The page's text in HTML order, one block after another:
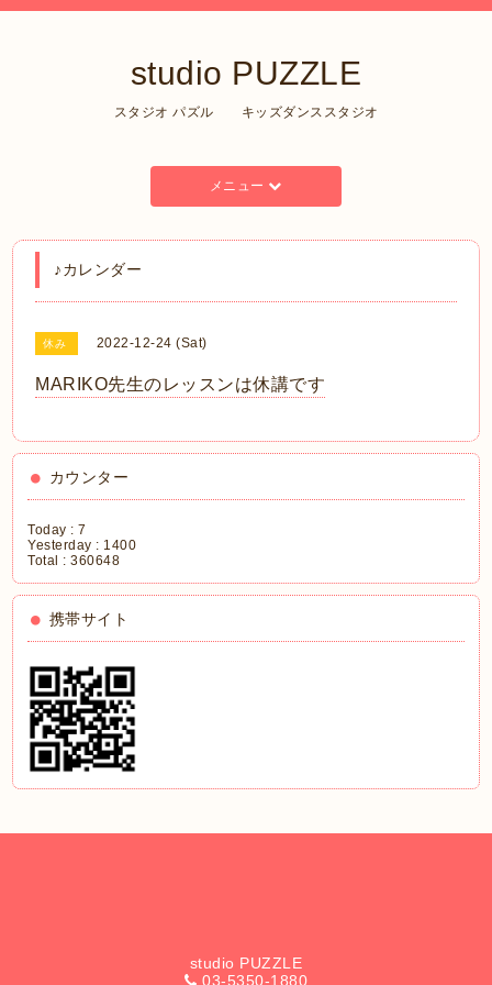
studio PUZZLE
スタジオ パズル キッズダンススタジオ
メニュー
♪カレンダー
休み 2022-12-24 (Sat)
MARIKO先生のレッスンは休講です
カウンター
Today :7
Yesterday : 1400
Total :360648
携帯サイト
studio PUZZLE
03-5350-1880